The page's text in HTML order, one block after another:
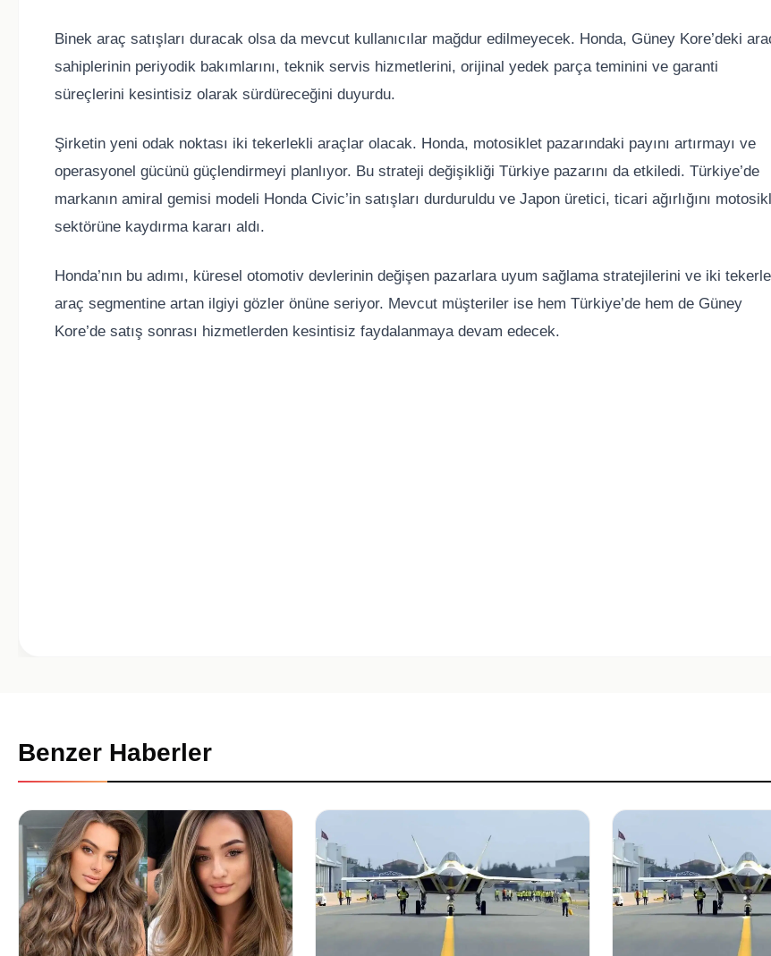
Binek araç satışları duracak olsa da mevcut kullanıcılar mağdur edilmeyecek. Honda, Güney Kore’deki
sahiplerinin periyodik bakımlarını, teknik servis hizmetlerini, orijinal yedek parça teminini ve garanti
süreçlerini kesintisiz olarak sürdüreceğini duyurdu.
Şirketin yeni odak noktası iki tekerlekli araçlar olacak. Honda, motosiklet pazarındaki payını artırmayı ve
operasyonel gücünü güçlendirmeyi planlıyor. Bu strateji değişikliği Türkiye pazarını da etkiledi. Türkiye’de
markanın amiral gemisi modeli Honda Civic’in satışları durduruldu ve Japon üretici, ticari ağırlığını
sektörüne kaydırma kararı aldı.
Honda’nın bu adımı, küresel otomotiv devlerinin değişen pazarlara uyum sağlama stratejilerini ve iki
araç segmentine artan ilgiyi gözler önüne seriyor. Mevcut müşteriler ise hem Türkiye’de hem de Güney
Kore’de satış sonrası hizmetlerden kesintisiz faydalanmaya devam edecek.
Benzer Haberler